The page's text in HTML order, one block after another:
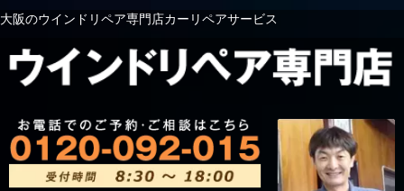
大阪のウインドリペア専門店カーリペアサービス